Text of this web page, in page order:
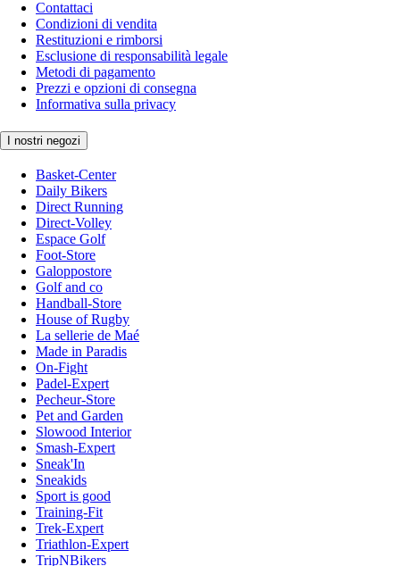
Contattaci
Condizioni di vendita
Restituzioni e rimborsi
Esclusione di responsabilità legale
Metodi di pagamento
Prezzi e opzioni di consegna
Informativa sulla privacy
I nostri negozi
Basket-Center
Daily Bikers
Direct Running
Direct-Volley
Espace Golf
Foot-Store
Galoppostore
Golf and co
Handball-Store
House of Rugby
La sellerie de Maé
Made in Paradis
On-Fight
Padel-Expert
Pecheur-Store
Pet and Garden
Slowood Interior
Smash-Expert
Sneak'In
Sneakids
Sport is good
Training-Fit
Trek-Expert
Triathlon-Expert
TripNBikers